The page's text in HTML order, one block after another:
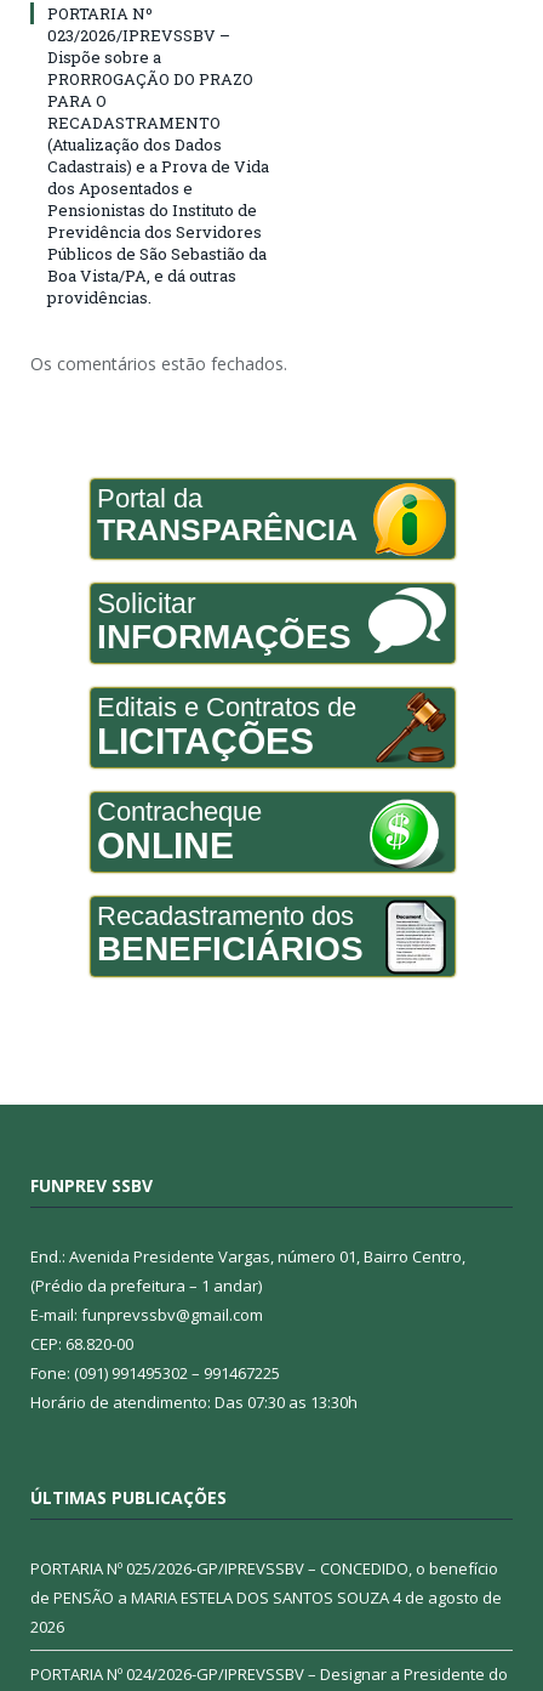
PORTARIA Nº
023/2026/IPREVSSBV –
Dispõe sobre a
PRORROGAÇÃO DO PRAZO
PARA O
RECADASTRAMENTO
(Atualização dos Dados
Cadastrais) e a Prova de Vida
dos Aposentados e
Pensionistas do Instituto de
Previdência dos Servidores
Públicos de São Sebastião da
Boa Vista/PA, e dá outras
providências.
Os comentários estão fechados.
Portal da
TRANSPARÊNCIA
Solicitar
INFORMAÇÕES
Editais e Contratos de
LICITAÇÕES
Contracheque
ONLINE
Recadastramento dos
BENEFICIÁRIOS
FUNPREV SSBV
End.: Avenida Presidente Vargas, número 01, Bairro Centro,
(Prédio da prefeitura – 1 andar)
E-mail: funprevssbv@gmail.com
CEP: 68.820-00
Fone: (091) 991495302 – 991467225
Horário de atendimento: Das 07:30 as 13:30h
ÚLTIMAS PUBLICAÇÕES
PORTARIA Nº 025/2026-GP/IPREVSSBV – CONCEDIDO, o benefício
de PENSÃO a MARIA ESTELA DOS SANTOS SOUZA4 de agosto de
2026
PORTARIA Nº 024/2026-GP/IPREVSSBV – Designar a Presidente do